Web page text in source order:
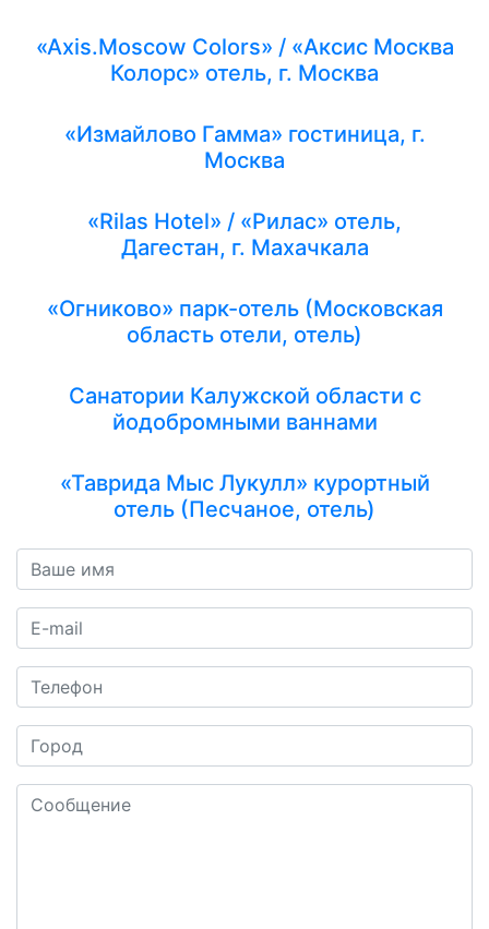
«Axis.Moscow Colors» / «Аксис Москва
Колорс» отель, г. Москва
«Измайлово Гамма» гостиница, г.
Москва
«Rilas Hotel» / «Рилас» отель,
Дагестан, г. Махачкала
«Огниково» парк-отель (Московская
область отели, отель)
Санатории Калужской области с
йодобромными ваннами
«Таврида Мыс Лукулл» курортный
отель (Песчаное, отель)